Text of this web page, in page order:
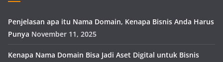
Penjelasan apa itu Nama Domain, Kenapa Bisnis Anda Harus
Punya November 11, 2025
Kenapa Nama Domain Bisa Jadi Aset Digital untuk Bisnis